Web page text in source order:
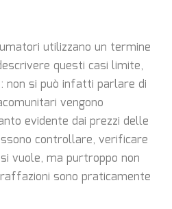
utilizzano un termine
questi casi limite,
non si può infatti parlare di
vengono
evidente dai prezzi delle
controllare, verificare
vuole, ma purtroppo non
sono praticamente